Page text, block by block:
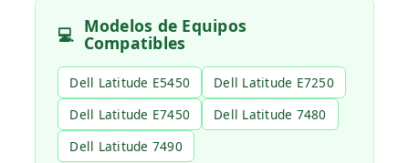
💻 Modelos de Equipos
Compatibles
Dell Latitude E5450
Dell Latitude E7250
Dell Latitude E7450
Dell Latitude 7480
Dell Latitude 7490